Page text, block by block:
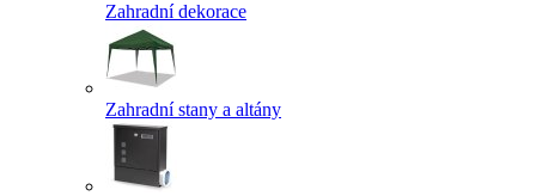
Zahradní dekorace
Zahradní stany a altány